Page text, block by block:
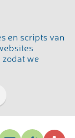
en scripts van
we